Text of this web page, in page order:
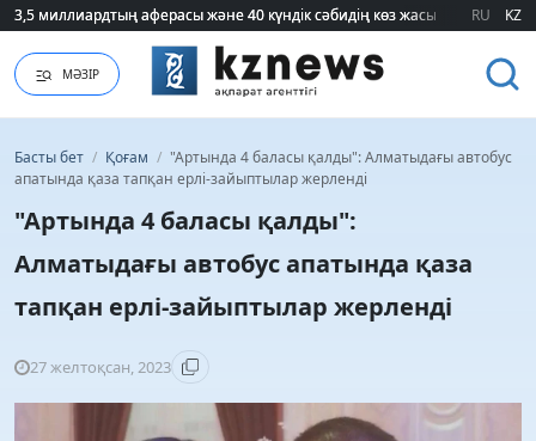
3,5 миллиардтың аферасы және 40 күндік сәбидің көз жасы:
3,5 миллиардтың аферасы және 40 күндік сәбидің көз жасы: RU KZ
МӘЗІР
Басты бет / Қоғам / "Артында 4 баласы қалды": Алматыдағы автобус
апатында қаза тапқан ерлі-зайыптылар жерленді
"Артында 4 баласы қалды":
Алматыдағы автобус апатында қаза
тапқан ерлі-зайыптылар жерленді
27 желтоқсан, 2023